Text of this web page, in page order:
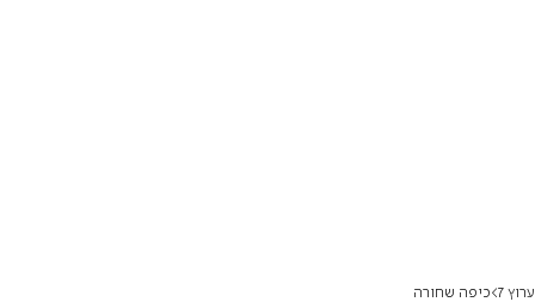
ערוץ 7 כיפה שחורה